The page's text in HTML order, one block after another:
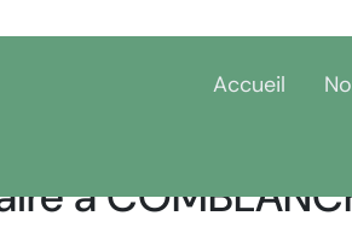
Accueil
à